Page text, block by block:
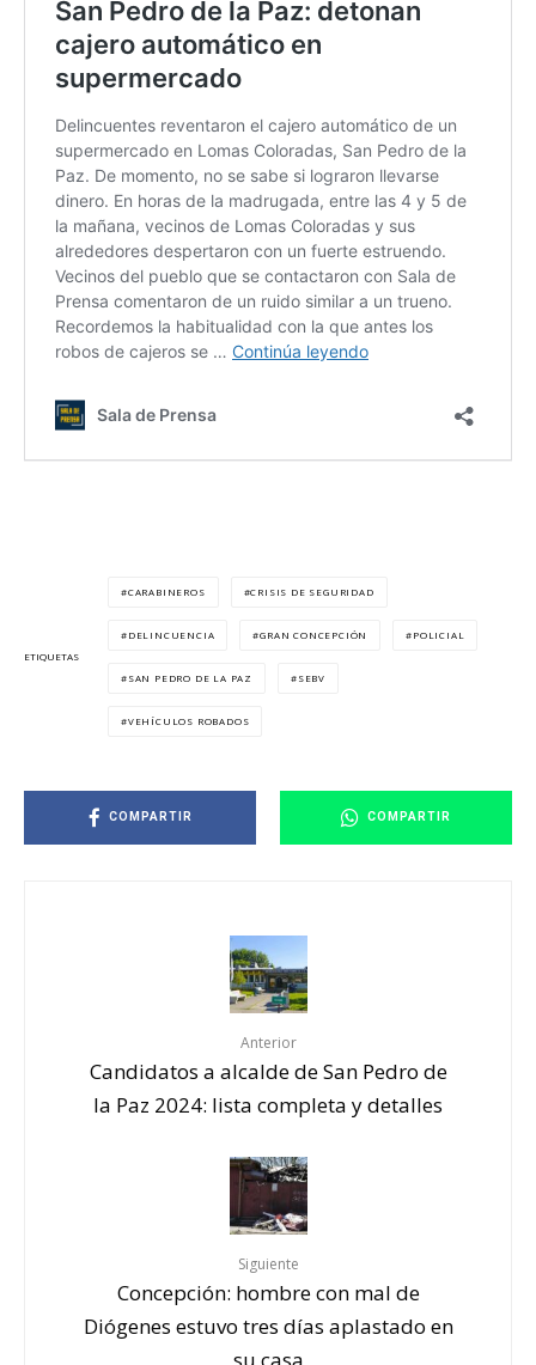
ETIQUETAS
CARABINEROS CRISIS DE SEGURIDAD
DELINCUENCIA GRAN CONCEPCIÓN POLICIAL
SAN PEDRO DE LA PAZ SEBV
VEHÍCULOS ROBADOS
COMPARTIR COMPARTIR
Anterior
Candidatos a alcalde de San Pedro de
la Paz 2024: lista completa y detalles
Siguiente
Concepción: hombre con mal de
Diógenes estuvo tres días aplastado en
su casa